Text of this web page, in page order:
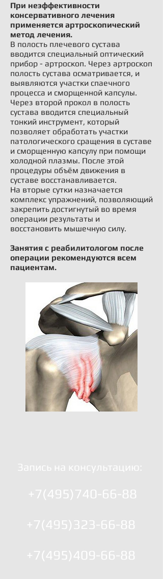
При неэффективности
консервативного лечения
применяется артроскопический
метод лечения.
В полость плечевого сустава
вводится специальный оптический
прибор - артроскоп. Через артроскоп
полость сустава осматривается, и
выявляются участки спаечного
процесса и сморщенной капсулы.
Через второй прокол в полость
сустава вводится специальный
тонкий инструмент, который
позволяет обработать участки
патологического сращения в суставе
и сморщенную капсулу при помощи
холодной плазмы. После этой
процедуры объём движения в
суставе восстанавливается.
На вторые сутки назначается
комплекс упражнений, позволяющий
закрепить достигнутый во время
операции результаты и
восстановить мышечную силу.
Занятия с реабилитологом после
операции рекомендуются всем
пациентам.
Запись на консультацию:
+7(495)740-66-88
+7(495)323-66-88
+7(495)409-66-88